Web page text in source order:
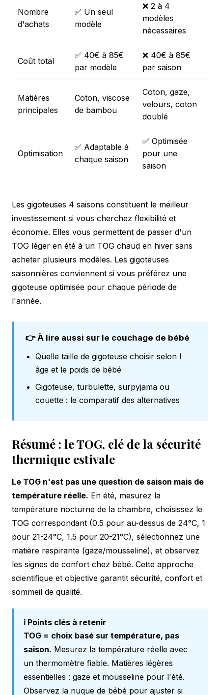
Nombre
d'achats
✅ Un seul
modèle
❌ 2 à 4
modèles
nécessaires
Coût total
✅ 40€ à 85€
par modèle
❌ 40€ à 85€
par saison
Matières
principales
Coton, viscose
de bambou
Coton, gaze,
velours, coton
doublé
Optimisation
✅ Adaptable à
chaque saison
✅ Optimisée
pour une
saison
Les gigoteuses 4 saisons constituent le meilleur
investissement si vous cherchez flexibilité et
économie. Elles vous permettent de passer d'un
TOG léger en été à un TOG chaud en hiver sans
acheter plusieurs modèles. Les gigoteuses
saisonnières conviennent si vous préférez une
gigoteuse optimisée pour chaque période de
l'année.
👉 À lire aussi sur le couchage de bébé
Quelle taille de gigoteuse choisir selon l
âge et le poids de bébé
Gigoteuse, turbulette, surpyjama ou
couette : le comparatif des alternatives
Résumé : le TOG, clé de la sécurité
thermique estivale
Le TOG n'est pas une question de saison mais de
température réelle. En été, mesurez la
température nocturne de la chambre, choisissez le
TOG correspondant (0.5 pour au-dessus de 24°C, 1
pour 21-24°C, 1.5 pour 20-21°C), sélectionnez une
matière respirante (gaze/mousseline), et observez
les signes de confort chez bébé. Cette approche
scientifique et objective garantit sécurité, confort et
sommeil de qualité.
ℹ️ Points clés à retenir
TOG = choix basé sur température, pas
saison. Mesurez la température réelle avec
un thermomètre fiable. Matières légères
essentielles : gaze et mousseline pour l'été.
Observez la nuque de bébé pour ajuster si